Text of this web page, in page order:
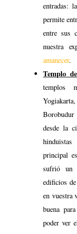
entradas:
permite
entre sus
nuestra
amanecer.
Templo
templos
desde la
principal
sufrió un
edificios
en vuestra
buena
poder ver